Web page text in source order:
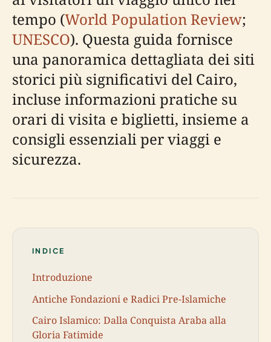
tempo (World Population Review;
UNESCO). Questa guida fornisce
una panoramica dettagliata dei siti
storici più significativi del Cairo,
incluse informazioni pratiche su
orari di visita e biglietti, insieme a
consigli essenziali per viaggi e
sicurezza.
INDICE
Introduzione
Antiche Fondazioni e Radici Pre-Islamiche
Cairo Islamico: Dalla Conquista Araba alla
Gloria Fatimide